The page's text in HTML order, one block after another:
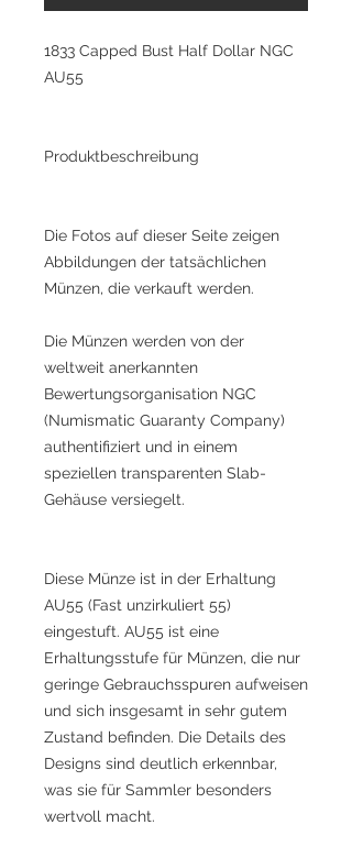
1833 Capped Bust Half Dollar NGC
AU55
Produktbeschreibung
Die Fotos auf dieser Seite zeigen
Abbildungen der tatsächlichen
Münzen, die verkauft werden.
Die Münzen werden von der
weltweit anerkannten
Bewertungsorganisation NGC
(Numismatic Guaranty Company)
authentifiziert und in einem
speziellen transparenten Slab-
Gehäuse versiegelt.
Diese Münze ist in der Erhaltung
AU55 (Fast unzirkuliert 55)
eingestuft. AU55 ist eine
Erhaltungsstufe für Münzen, die nur
geringe Gebrauchsspuren aufweisen
und sich insgesamt in sehr gutem
Zustand befinden. Die Details des
Designs sind deutlich erkennbar,
was sie für Sammler besonders
wertvoll macht.